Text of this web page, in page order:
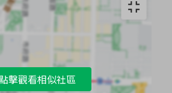
擊觀看相似社區